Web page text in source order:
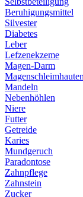
Beruhigungsmittel
Silvester
Diabetes
Leber
Lefzenekzeme
Magen-Darm
Mandeln
Nebenhöhlen
Niere
Futter
Getreide
Karies
Mundgeruch
Paradontose
Zahnpflege
Zahnstein
Zucker